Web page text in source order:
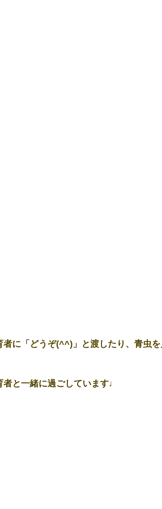
に「どうぞ(^^)」と渡したり、青虫
と一緒に過ごしています♩